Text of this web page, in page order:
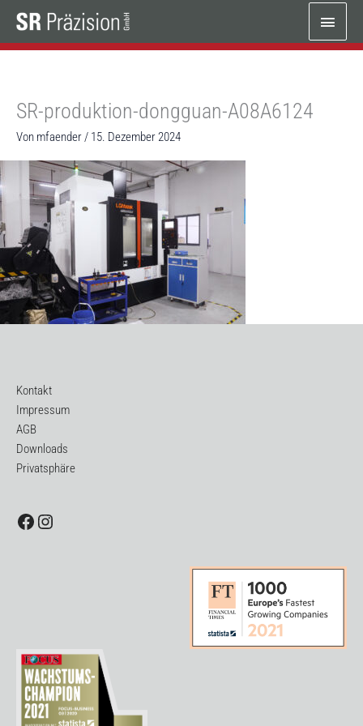
Inhalt
springen
SR-produktion-dongguan-A08A6124
Von mfaender / 15. Dezember 2024
Kontakt
Impressum
AGB
Downloads
Privatsphäre
Facebook
Instagram